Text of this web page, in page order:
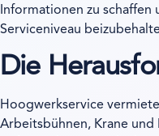
Informationen zu
Serviceniveau
Die
Hoogwerkservice
Arbeitsbühnen, Krane